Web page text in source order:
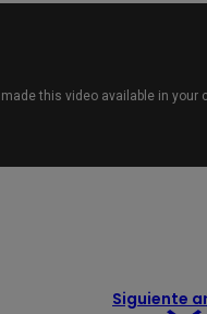
Siguiente